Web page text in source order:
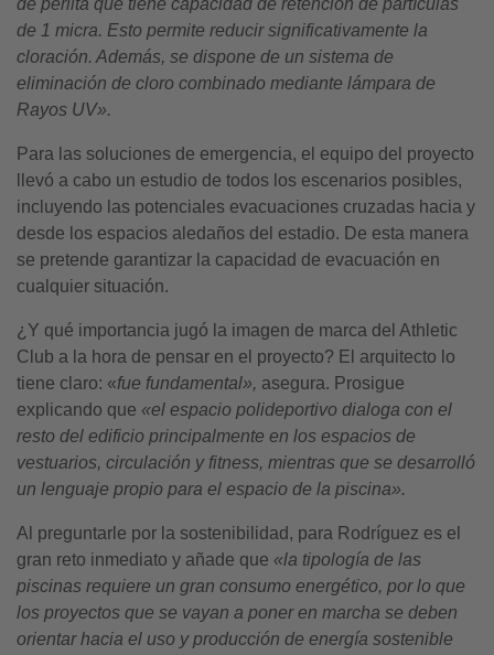
de perlita que tiene capacidad de retención de partículas
de 1 micra. Esto permite reducir significativamente la
cloración. Además, se dispone de un sistema de
eliminación de cloro combinado mediante lámpara de
Rayos UV».
Para las soluciones de emergencia, el equipo del proyecto
llevó a cabo un estudio de todos los escenarios posibles,
incluyendo las potenciales evacuaciones cruzadas hacia y
desde los espacios aledaños del estadio. De esta manera
se pretende garantizar la capacidad de evacuación en
cualquier situación.
¿Y qué importancia jugó la imagen de marca del Athletic
Club a la hora de pensar en el proyecto? El arquitecto lo
tiene claro: «fue fundamental», asegura. Prosigue
explicando que «el espacio polideportivo dialoga con el
resto del edificio principalmente en los espacios de
vestuarios, circulación y fitness, mientras que se desarrolló
un lenguaje propio para el espacio de la piscina».
Al preguntarle por la sostenibilidad, para Rodríguez es el
gran reto inmediato y añade que «la tipología de las
piscinas requiere un gran consumo energético, por lo que
los proyectos que se vayan a poner en marcha se deben
orientar hacia el uso y producción de energía sostenible